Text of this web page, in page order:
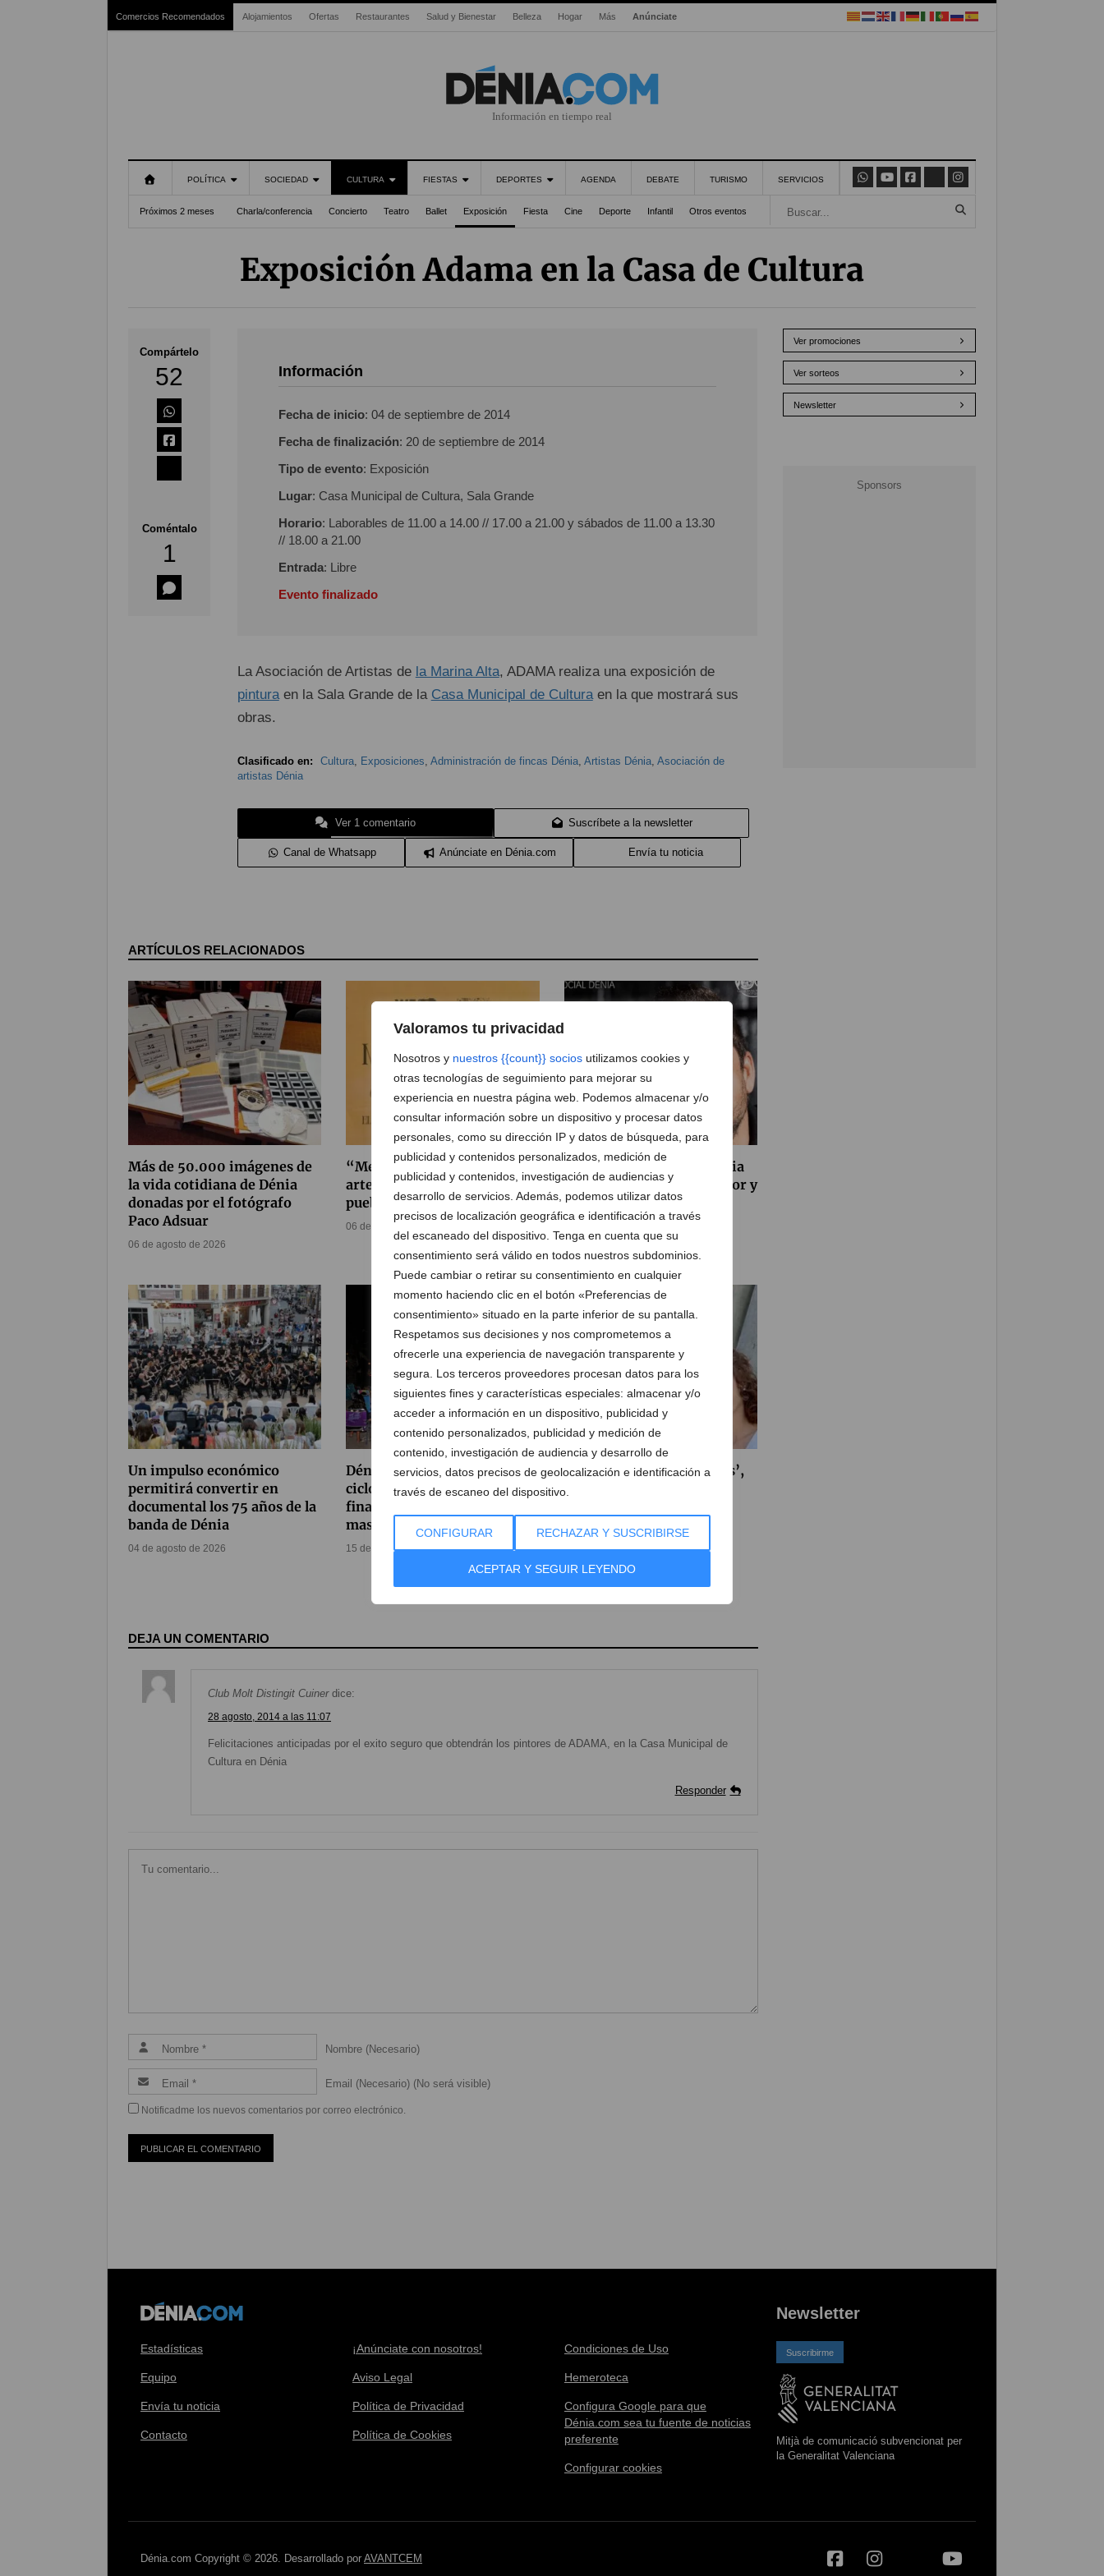
Valoramos tu privacidad
Nosotros y nuestros {{count}} socios utilizamos cookies y
otras tecnologías de seguimiento para mejorar su
experiencia en nuestra página web. Podemos almacenar y/o
consultar información sobre un dispositivo y procesar datos
personales, como su dirección IP y datos de búsqueda, para
publicidad y contenidos personalizados, medición de
publicidad y contenidos, investigación de audiencias y
desarrollo de servicios. Además, podemos utilizar datos
precisos de localización geográfica e identificación a través
del escaneado del dispositivo. Tenga en cuenta que su
consentimiento será válido en todos nuestros subdominios.
Puede cambiar o retirar su consentimiento en cualquier
momento haciendo clic en el botón «Preferencias de
consentimiento» situado en la parte inferior de su pantalla.
Respetamos sus decisiones y nos comprometemos a
ofrecerle una experiencia de navegación transparente y
segura. Los terceros proveedores procesan datos para los
siguientes fines y características especiales: almacenar y/o
acceder a información en un dispositivo, publicidad y
contenido personalizados, publicidad y medición de
contenido, investigación de audiencia y desarrollo de
servicios, datos precisos de geolocalización e identificación a
través de escaneo del dispositivo.
CONFIGURAR RECHAZAR Y SUSCRIBIRSE
ACEPTAR Y SEGUIR LEYENDO
Comercios Recomendados Alojamientos Ofertas Restaurantes Salud y Bienestar Belleza Hogar Más Anúnciate
Información en tiempo real
POLÍTICA SOCIEDAD CULTURA FIESTAS DEPORTES AGENDA DEBATE TURISMO SERVICIOS
Próximos 2 meses Charla/conferencia Concierto Teatro Ballet Exposición Fiesta Cine Deporte Infantil Otros eventos
Exposición Adama en la Casa de Cultura
Compártelo
52
Coméntalo
1
Información
Fecha de inicio: 04 de septiembre de 2014
Fecha de finalización: 20 de septiembre de 2014
Tipo de evento: Exposición
Lugar: Casa Municipal de Cultura, Sala Grande
Horario: Laborables de 11.00 a 14.00 // 17.00 a 21.00 y sábados de 11.00 a 13.30
// 18.00 a 21.00
Entrada: Libre
Evento finalizado
La Asociación de Artistas de la Marina Alta, ADAMA realiza una exposición de
pinturaen la Sala Grande de la Casa Municipal de Culturaen la que mostrará sus
obras.
Ver 1 comentario Suscríbete a la newsletter
Canal de Whatsapp Anúnciate en Dénia.com Envía tu noticia
Clasificado en: Cultura, Exposiciones, Administración de fincas Dénia, Artistas Dénia, Asociación de
artistas Dénia
ARTÍCULOS RELACIONADOS
Más de 50.000 imágenes de
la vida cotidiana de Dénia
donadas por el fotógrafo
Paco Adsuar
06 de agosto de 2026
“Menos minas, más flores”:
arte y solidaridad por el
pueblo saharaui
06 de agosto de 2026
El Langui aterriza en Dénia
con un monólogo de humor y
superación personal
Un impulso económico
permitirá convertir en
documental los 75 años de la
banda de Dénia
04 de agosto de 2026
Dénia pospone el inicio de su
ciclo de cine de playa por la
final del Mundial de fútbol
masculino
15 de julio de 2026
Dénia inspira ‘Contrastos’,
el nuevo tema del dúo
14 de julio de 2026
DEJA UN COMENTARIO
Club Molt Distingit Cuiner dice:
28 agosto, 2014 a las 11:07
Felicitaciones anticipadas por el exito seguro que obtendrán los pintores de ADAMA, en la Casa Municipal de
Cultura en Dénia
Responder
Nombre (Necesario)
Email (Necesario) (No será visible)
Notificadme los nuevos comentarios por correo electrónico.
Ver promociones
Ver sorteos
Newsletter
Estadísticas
Equipo
Envía tu noticia
Contacto
¡Anúnciate con nosotros!
Aviso Legal
Política de Privacidad
Política de Cookies
Condiciones de Uso
Hemeroteca
Configura Google para que
Dénia.com sea tu fuente de noticias
preferente
Configurar cookies
Newsletter
Suscribirme
Mitjà de comunicació subvencionat per
la Generalitat Valenciana
Dénia.com Copyright © 2026. Desarrollado por AVANTCEM